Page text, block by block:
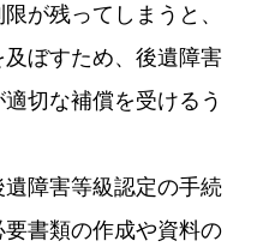
が残ってしまうと、
ぼすため、後遺障害
切な補償を受けるう
障害等級認定の手続
書類の作成や資料の